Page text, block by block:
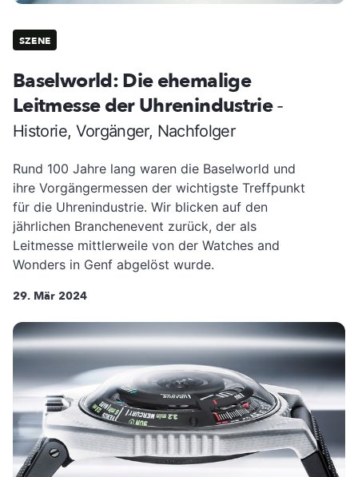
SZENE
Baselworld: Die ehemalige
Leitmesse der Uhrenindustrie -
Historie, Vorgänger, Nachfolger
Rund 100 Jahre lang waren die Baselworld und
ihre Vorgängermessen der wichtigste Treffpunkt
für die Uhrenindustrie. Wir blicken auf den
jährlichen Branchenevent zurück, der als
Leitmesse mittlerweile von der Watches and
Wonders in Genf abgelöst wurde.
29. Mär 2024